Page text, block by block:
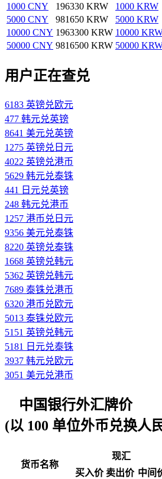
1000 CNY
196330 KRW 1000 KRW
5000 CNY
981650 KRW 5000 KRW
10000 CNY 1963300 KRW 10000
50000 CNY 9816500 KRW 50000
用户正在查兑
6183 英镑兑欧元
477 韩元兑英镑
8641 美元兑英镑
1275 英镑兑日元
4022 英镑兑港币
5629 韩元兑泰铢
441 日元兑英镑
248 韩元兑港币
1257 港币兑日元
9356 美元兑泰铢
8220 英镑兑泰铢
1668 英镑兑韩元
5362 英镑兑韩元
7689 泰铢兑港币
6320 港币兑欧元
5013 泰铢兑欧元
5151 英镑兑韩元
5181 日元兑泰铢
3937 韩元兑欧元
3051 美元兑港币
中国银行外汇牌价
(以 100 单位外币兑换人
货币名称
现汇
买入价 卖出价 中间